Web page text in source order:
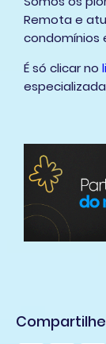
Remota e
condomínios
É só clicar no